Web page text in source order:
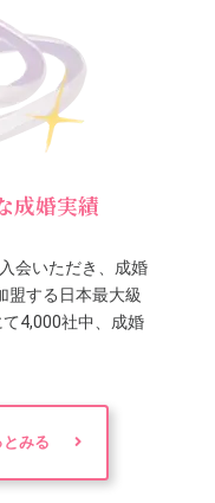
成婚実績
会いただき、成婚
盟する日本最大級
4,000社中、成婚
みる